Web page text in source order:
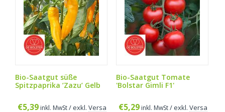
Bio-Saatgut süße
Spitzpaprika ’Zazu’ Gelb
€5,39 inkl. MwSt/ exkl. Versa
Bio-Saatgut Tomate
'Bolstar Gimli F1'
€5,29 inkl. MwSt / exkl. Versa